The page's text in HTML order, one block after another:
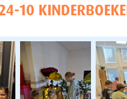
10